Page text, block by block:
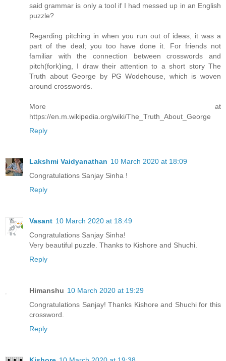
said grammar is only a tool if I had messed up in an English
puzzle?
Regarding pitching in when you run out of ideas, it was a
part of the deal; you too have done it. For friends not
familiar with the connection between crosswords and
pitch(fork)ing, I draw their attention to a short story The
Truth about George by PG Wodehouse, which is woven
around crosswords.
More at
https://en.m.wikipedia.org/wiki/The_Truth_About_George
Reply
Lakshmi Vaidyanathan 10 March 2020 at 18:09
Congratulations Sanjay Sinha !
Reply
Vasant 10 March 2020 at 18:49
Congratulations Sanjay Sinha!
Very beautiful puzzle. Thanks to Kishore and Shuchi.
Reply
Himanshu 10 March 2020 at 19:29
Congratulations Sanjay! Thanks Kishore and Shuchi for this
crossword.
Reply